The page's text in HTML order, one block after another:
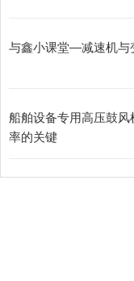
与鑫小课堂—减速机与
船舶设备专用高压鼓风
率的关键